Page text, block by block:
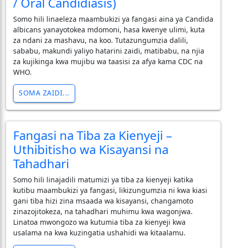
Somo hili linaeleza maambukizi ya fangasi aina ya Candida
albicans yanayotokea mdomoni, hasa kwenye ulimi, kuta
za ndani za mashavu, na koo. Tutazungumzia dalili,
sababu, makundi yaliyo hatarini zaidi, matibabu, na njia
za kujikinga kwa mujibu wa taasisi za afya kama CDC na
WHO.
SOMA ZAIDI...
Fangasi na Tiba za Kienyeji –
Uthibitisho wa Kisayansi na
Tahadhari
Somo hili linajadili matumizi ya tiba za kienyeji katika
kutibu maambukizi ya fangasi, likizungumzia ni kwa kiasi
gani tiba hizi zina msaada wa kisayansi, changamoto
zinazojitokeza, na tahadhari muhimu kwa wagonjwa.
Linatoa mwongozo wa kutumia tiba za kienyeji kwa
usalama na kwa kuzingatia ushahidi wa kitaalamu.